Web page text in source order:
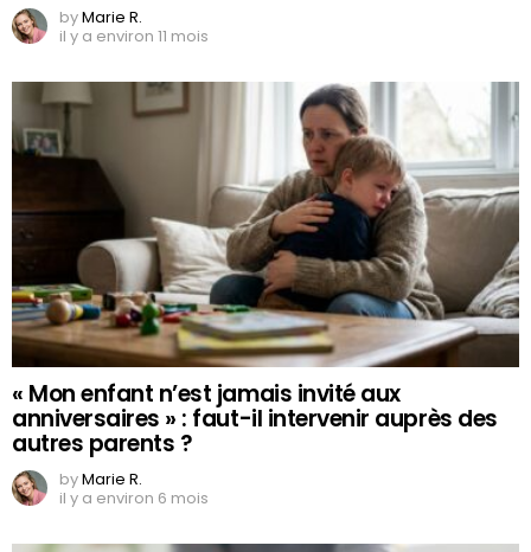
byMarie R.
il y a environ 11 mois
« Mon enfant n’est jamais invité aux
anniversaires » : faut-il intervenir auprès des
autres parents ?
byMarie R.
il y a environ 6 mois